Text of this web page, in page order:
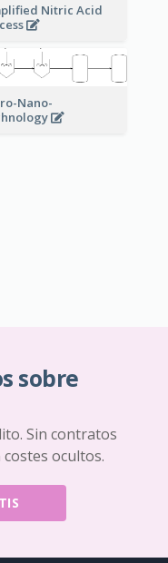
Nitric Acid
Nano-
sobre
Sin contratos
costes ocultos.